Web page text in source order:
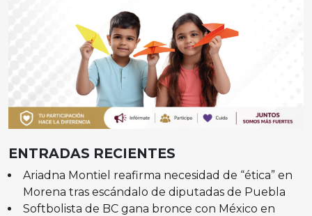
ENTRADAS RECIENTES
Ariadna Montiel reafirma necesidad de “ética” en
Morena tras escándalo de diputadas de Puebla
Softbolista de BC gana bronce con México en